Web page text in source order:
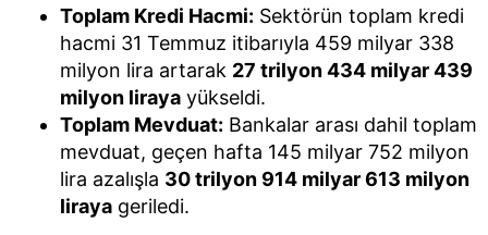
Toplam Kredi Hacmi: Sektörün toplam kredi
hacmi 31 Temmuz itibarıyla 459 milyar 338
milyon lira artarak 27 trilyon 434 milyar 439
milyon liraya yükseldi.
Toplam Mevduat: Bankalar arası dahil toplam
mevduat, geçen hafta 145 milyar 752 milyon
lira azalışla 30 trilyon 914 milyar 613 milyon
liraya geriledi.